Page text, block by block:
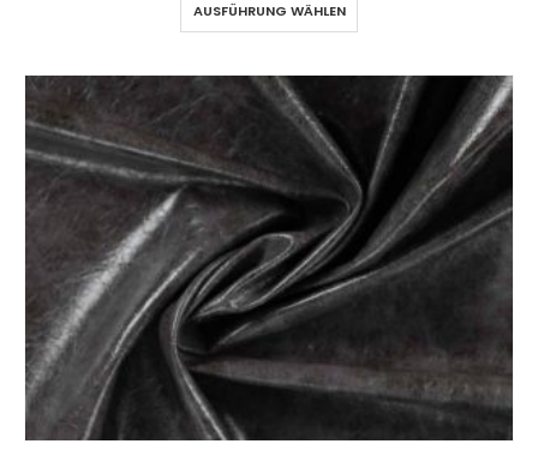
AUSFÜHRUNG WÄHLEN